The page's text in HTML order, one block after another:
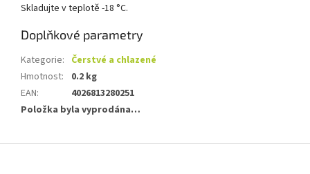
Skladujte v teplotě -18 °C.
Doplňkové parametry
Kategorie: Čerstvé a chlazené
Hmotnost:
0.2 kg
EAN:
4026813280251
Položka byla vyprodána…